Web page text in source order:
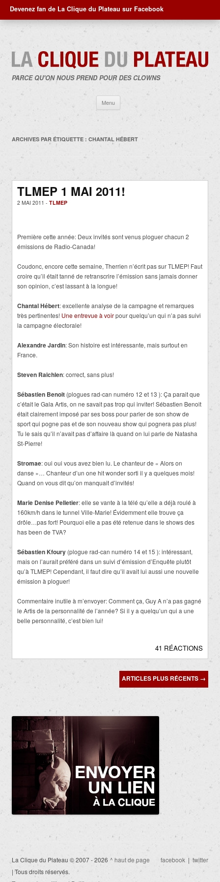
Devenez fan de La Clique du Plateau sur Facebook
PARCE QU'ON NOUS PREND POUR DES CLOWNS
Menu
contenu
ARCHIVES PAR ÉTIQUETTE : CHANTAL HÉBERT
TLMEP 1 MAI 2011!
2 MAI 2011 - TLMEP
Première cette année: Deux invités sont venus ploguer chacun 2
émissions de Radio-Canada!
Coudonc, encore cette semaine, Therrien n’écrit pas sur TLMEP! Faut
croire qu’il était tanné de retranscrire l’émission sans jamais donner
son opinion, c’est lassant à la longue!
Chantal Hébert: excellente analyse de la campagne et remarques
très pertinentes! Une entrevue à voirpour quelqu’un qui n’a pas suivi
la campagne électorale!
Alexandre Jardin: Son histoire est intéressante, mais surtout en
France.
Steven Raichlen: correct, sans plus!
Sébastien Benoit (plogues rad-can numéro 12 et 13 ): Ça parait que
c’était le Gala Artis, on ne savait pas trop qui inviter! Sébastien Benoit
était clairement imposé par ses boss pour parler de son show de
sport qui pogne pas et de son nouveau show qui pognera pas plus!
Tu le sais qu’il n’avait pas d’affaire là quand on lui parle de Natasha
St-Pierre!
Stromae: oui oui vous avez bien lu. Le chanteur de « Alors on
danse »… Chanteur d’un one hit wonder sorti il y a quelques mois!
Quand on vous dit qu’on manquait d’invités!
Marie Denise Pelletier: elle se vante à la télé qu’elle a déjà roulé à
160km/h dans le tunnel Ville-Marie! Évidemment elle trouve ça
drôle…pas fort! Pourquoi elle a pas été retenue dans le shows des
has been de TVA?
Sébastien Kfoury (plogue rad-can numéro 14 et 15 ): intéressant,
mais on l’aurait préféré dans un suivi d’émission d’Enquête plutôt
qu’à TLMEP! Cependant, il faut dire qu’il avait lui aussi une nouvelle
émission à ploguer!
Commentaire inutile à m’envoyer: Comment ça, Guy A n’a pas gagné
le Artis de la personnalité de l’année? Si il y a quelqu’un qui a une
belle personnalité, c’est bien lui!
41 RÉACTIONS
articles
ARTICLES PLUS RÉCENTS →
La Clique du Plateau © 2007 - 2026
| Tous droits réservés.
^ haut de page facebook | twitter